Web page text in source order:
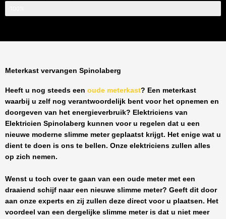
Meterkast vervangen Spinolaberg
Heeft u nog steeds een oude meterkast? Een meterkast
waarbij u zelf nog verantwoordelijk bent voor het opnemen en
doorgeven van het energieverbruik? Elektriciens van
Elektricien Spinolaberg kunnen voor u regelen dat u een
nieuwe moderne slimme meter geplaatst krijgt. Het enige wat u
dient te doen is ons te bellen. Onze elektriciens zullen alles
op zich nemen.
Wenst u toch over te gaan van een oude meter met een
draaiend schijf naar een nieuwe slimme meter? Geeft dit door
aan onze experts en zij zullen deze direct voor u plaatsen. Het
voordeel van een dergelijke slimme meter is dat u niet meer